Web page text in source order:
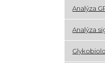
Analýza
Analýza